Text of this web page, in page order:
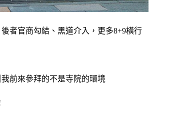
者官商勾結、黑道介入，更多8+9橫行
前來參拜的不是寺院的環境